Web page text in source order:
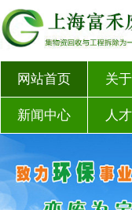
网站首页 关
新闻中心 人